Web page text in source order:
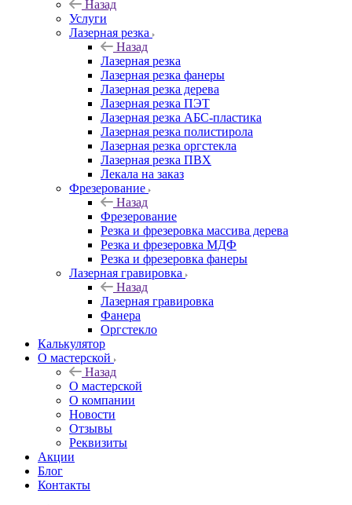
Назад
Услуги
Лазерная резка
Назад
Лазерная резка
Лазерная резка фанеры
Лазерная резка дерева
Лазерная резка ПЭТ
Лазерная резка АБС-пластика
Лазерная резка полистирола
Лазерная резка оргстекла
Лазерная резка ПВХ
Лекала на заказ
Фрезерование
Назад
Фрезерование
Резка и фрезеровка массива дерева
Резка и фрезеровка МДФ
Резка и фрезеровка фанеры
Лазерная гравировка
Назад
Лазерная гравировка
Фанера
Орг­стек­ло
Калькулятор
О мастерской
Назад
О мастерской
О компании
Новости
Отзывы
Реквизиты
Акции
Блог
Контакты